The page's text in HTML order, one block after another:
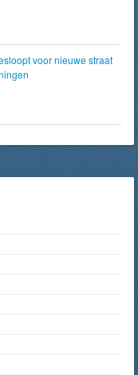
voor nieuwe straat